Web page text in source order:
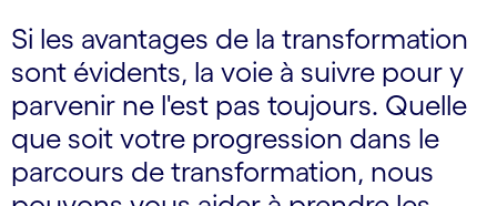
Si les avantages de la transformation
sont évidents, la voie à suivre pour y
parvenir ne l'est pas toujours. Quelle
que soit votre progression dans le
parcours de transformation, nous